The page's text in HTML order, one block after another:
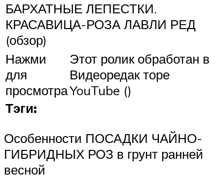
БАРХАТНЫЕ ЛЕПЕСТКИ.
КРАСАВИЦА-РОЗА ЛАВЛИ РЕД
(обзор)
Нажми
для
просмотра
Этот ролик обработан в
Видеоредак торе
YouTube ()
Тэги:
Особенности ПОСАДКИ ЧАЙНО-
ГИБРИДНЫХ РОЗ в грунт ранней
весной